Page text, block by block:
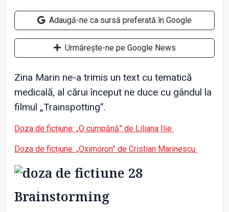
Adaugă-ne ca sursă preferată în Google
Urmărește-ne pe Google News
Zina Marin ne-a trimis un text cu tematică
medicală, al cărui început ne duce cu gândul la
filmul „Trainspotting”.
Doza de ficțiune: „O cumpănă” de Liliana Ilie
Doza de ficțiune: „Oximoron” de Cristian Marinescu
Brainstorming